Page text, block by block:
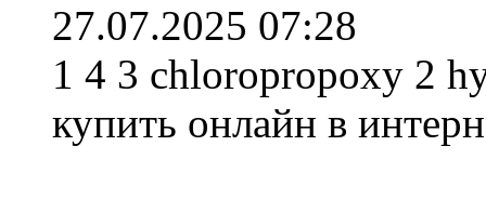
27.07.2025 07:28
1 4 3 chloropropoxy 2
купить онлайн в